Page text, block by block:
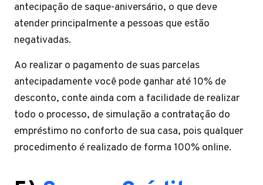
antecipação de saque-aniversário, o que deve
atender principalmente a pessoas que estão
negativadas.
Ao realizar o pagamento de suas parcelas
antecipadamente você pode ganhar até 10% de
desconto, conte ainda com a facilidade de realizar
todo o processo, de simulação a contratação do
empréstimo no conforto de sua casa, pois qualquer
procedimento é realizado de forma 100% online.